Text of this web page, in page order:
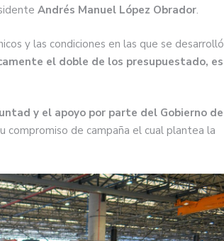
Andrés Manuel López Obrador.
y las condiciones en las que se desarrolló
el doble de los presupuestado, es
y el apoyo por parte del Gobierno de
compromiso de campaña el cual plantea la